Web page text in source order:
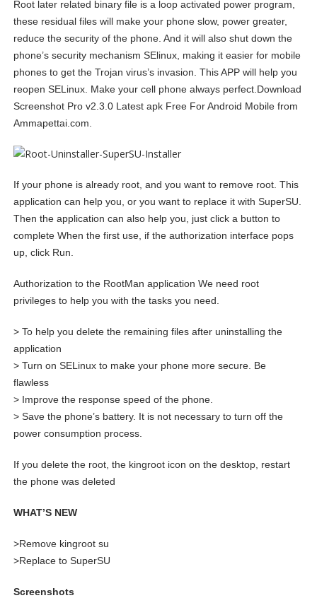
Root later related binary file is a loop activated power program,
these residual files will make your phone slow, power greater,
reduce the security of the phone. And it will also shut down the
phone’s security mechanism SElinux, making it easier for mobile
phones to get the Trojan virus’s invasion. This APP will help you
reopen SELinux. Make your cell phone always perfect.Download
Screenshot Pro v2.3.0 Latest apk Free For Android Mobile from
Ammapettai.com.
If your phone is already root, and you want to remove root. This
application can help you, or you want to replace it with SuperSU.
Then the application can also help you, just click a button to
complete When the first use, if the authorization interface pops
up, click Run.
Authorization to the RootMan application We need root
privileges to help you with the tasks you need.
> To help you delete the remaining files after uninstalling the
application
> Turn on SELinux to make your phone more secure. Be
flawless
> Improve the response speed of the phone.
> Save the phone’s battery. It is not necessary to turn off the
power consumption process.
If you delete the root, the kingroot icon on the desktop, restart
the phone was deleted
WHAT’S NEW
>Remove kingroot su
>Replace to SuperSU
Screenshots